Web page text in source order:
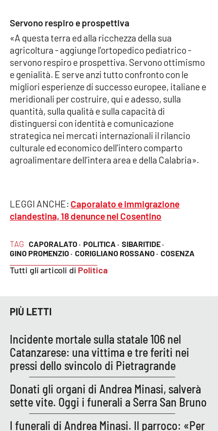
Sport
RUBRICHE
Good Morning Vietnam
Parchi Marini Calabria
Leggendo Alvaro insieme
Imprese Di Calabria
Venti di comunicazione
STREAMING
LaC TV
EDIZIONI
LOCALI
Catanzaro
Crotone
TAG CAPORALATO · POLITICA · SIBARITIDE ·
GINO PROMENZIO · CORIGLIANO ROSSANO · COSENZA
Tutti gli articoli di Politica
Servono respiro e prospettiva
«A questa terra ed alla ricchezza della sua
agricoltura - aggiunge l'ortopedico pediatrico -
servono respiro e prospettiva. Servono ottimismo
e genialità. E serve anzi tutto confronto con le
migliori esperienze di successo europee, italiane e
meridionali per costruire, qui e adesso, sulla
quantità, sulla qualità e sulla capacità di
distinguersi con identità e comunicazione
strategica nei mercati internazionali il rilancio
culturale ed economico dell’intero comparto
agroalimentare dell’intera area e della Calabria».
LEGGI ANCHE: Caporalato e immigrazione
clandestina, 18 denunce nel Cosentino
PIÙ LETTI
Incidente mortale sulla statale 106 nel
Catanzarese: una vittima e tre feriti nei
pressi dello svincolo di Pietragrande
Donati gli organi di Andrea Minasi, salverà
sette vite. Oggi i funerali a Serra San Bruno
I funerali di Andrea Minasi. Il parroco: «Per